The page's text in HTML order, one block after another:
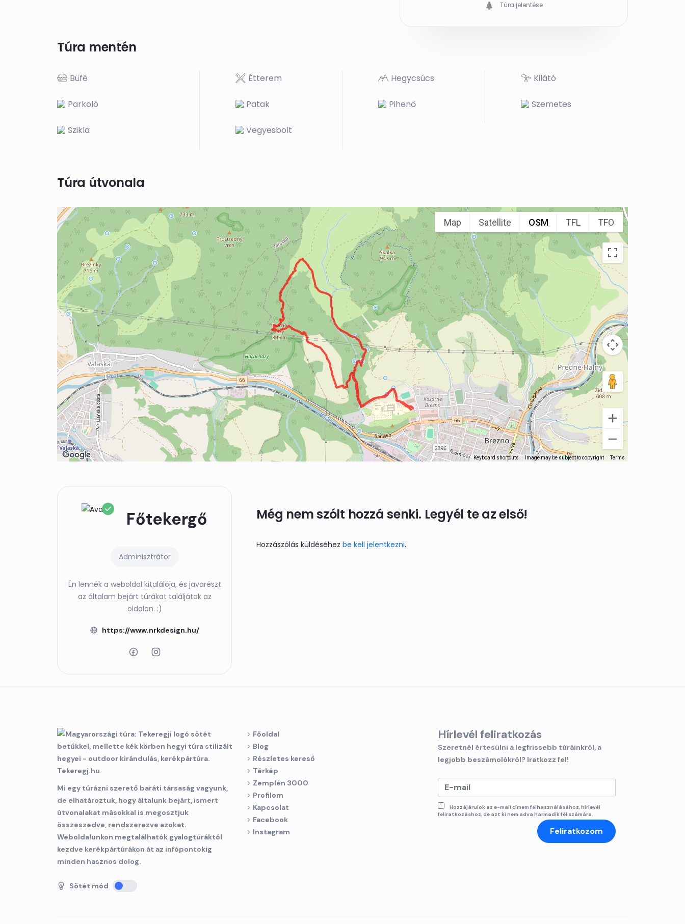
Túra jelentése
Túra mentén
Büfé Étterem Hegycsúcs Kilátó
Parkoló Patak Pihenő Szemetes
Szikla Vegyesbolt
Túra útvonala
Map Satellite OSM TFL TFO
Keyboard shortcuts Image may be subject to copyright Terms
Főtekergő
Adminisztrátor
Én lennék a weboldal kitalálója, és javarészt
az általam bejárt túrákat találjátok az
oldalon. :)
https://www.nrkdesign.hu/
Még nem szólt hozzá senki. Legyél te az első!
Hozzászólás küldéséhez be kell jelentkezni.
Mi egy túrázni szerető baráti társaság vagyunk,
de elhatároztuk, hogy általunk bejárt, ismert
útvonalakat másokkal is megosztjuk
összeszedve, rendszerezve azokat.
Weboldalunkon megtalálhatók gyalogtúráktól
kezdve kerékpártúrákon át az infópontokig
minden hasznos dolog.
Sötét mód
Főoldal
Blog
Részletes kereső
Térkép
Zemplén 3000
Profilom
Kapcsolat
Facebook
Instagram
Hírlevél feliratkozás
Szeretnél értesülni a legfrissebb túráinkról, a
legjobb beszámolókról? Iratkozz fel!
Hozzájárulok az e-mail címem felhasználásához, hírlevél
feliratkozáshoz, de azt ki nem adva harmadik fél számára.
Feliratkozom